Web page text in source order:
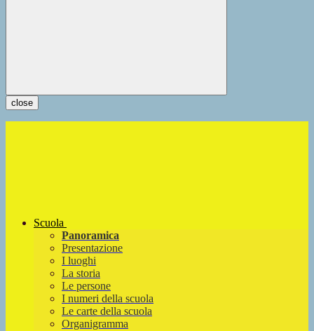
close
Scuola
Panoramica
Presentazione
I luoghi
La storia
Le persone
I numeri della scuola
Le carte della scuola
Organigramma